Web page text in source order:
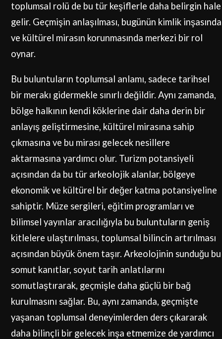
toplumsal rolü de bu tür keşiflerle daha belirgin hale
gelir. Geçmişin anlaşılması, bugünün kimlik inşasında
ve kültürel mirasın korunmasında merkezi bir rol
oynar.
Bu buluntuların toplumsal anlamı, sadece tarihsel
bir merakı gidermekle sınırlı değildir. Aynı zamanda,
bölge halkının kendi köklerine dair daha derin bir
anlayış geliştirmesine, kültürel mirasına sahip
çıkmasına ve bu mirası gelecek nesillere
aktarmasına yardımcı olur. Turizm potansiyeli
açısından da bu tür arkeolojik alanlar, bölgeye
ekonomik ve kültürel bir değer katma potansiyeline
sahiptir. Müze sergileri, eğitim programları ve
bilimsel yayınlar aracılığıyla bu buluntuların geniş
kitlelere ulaştırılması, toplumsal bilincin artırılması
açısından büyük önem taşır. Arkeolojinin sunduğu bu
somut kanıtlar, soyut tarih anlatılarını
somutlaştırarak, geçmişle daha güçlü bir bağ
kurulmasını sağlar. Bu, aynı zamanda, geçmişte
yaşanan toplumsal deneyimlerden ders çıkararak
daha bilinçli bir gelecek inşa etmemize de yardımcı